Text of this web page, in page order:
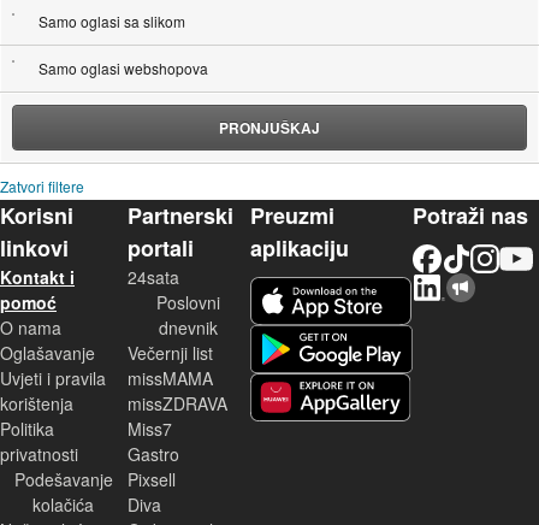
Samo oglasi sa slikom
Samo oglasi webshopova
PRONJUŠKAJ
Zatvori filtere
Korisni
linkovi
Kontakt i
pomoć
O nama
Oglašavanje
Uvjeti i pravila
korištenja
Politika
privatnosti
Podešavanje
kolačića
Partnerski
portali
24sata
Poslovni
dnevnik
Večernji list
missMAMA
missZDRAVA
Miss7
Gastro
Pixsell
Diva
Preuzmi
aplikaciju
Potraži nas